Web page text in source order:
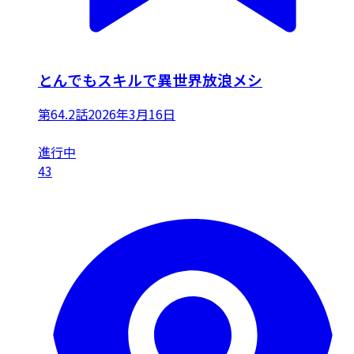
とんでもスキルで異世界放浪メシ
第64.2話2026年3月16日
進行中
43